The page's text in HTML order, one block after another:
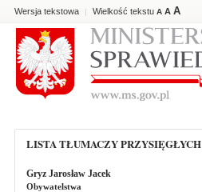
Wersja tekstowa | Wielkość tekstu A A A
LISTA TŁUMACZY PRZYSIĘGŁYCH
Gryz Jarosław Jacek
Obywatelstwa